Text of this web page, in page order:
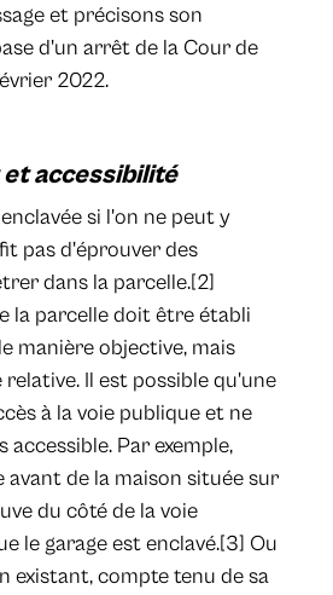
et précisons son
d'un arrêt de la Cour de
2022.
accessibilité
si l'on ne peut y
pas d'éprouver des
dans la parcelle.[2]
la parcelle doit être établi
manière objective, mais
relative. Il est possible qu'une
à la voie publique et ne
Par exemple,
avant de la maison située sur
du côté de la voie
le garage est enclavé.[3] Ou
existant, compte tenu de sa